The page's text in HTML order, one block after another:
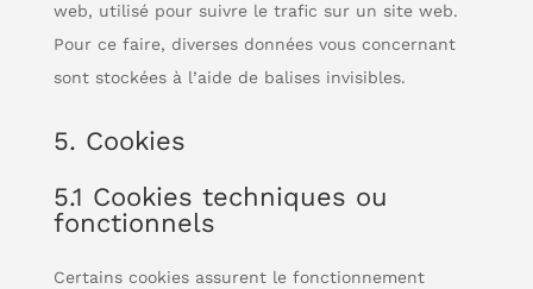
web, utilisé pour suivre le trafic sur un site web.
Pour ce faire, diverses données vous concernant
sont stockées à l’aide de balises invisibles.
5. Cookies
5.1 Cookies techniques ou
fonctionnels
Certains cookies assurent le fonctionnement